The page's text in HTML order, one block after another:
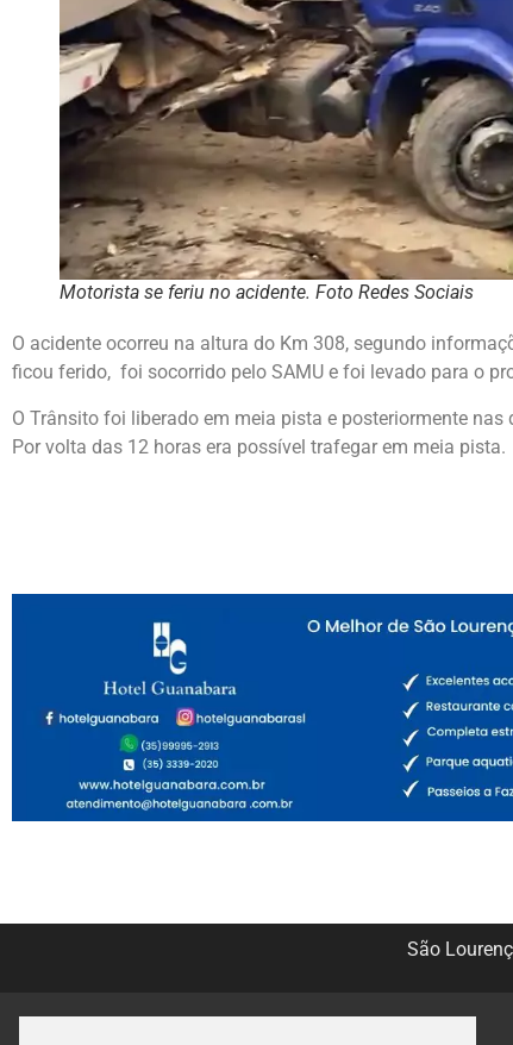
Motorista se feriu no acidente. Foto Redes Sociais
O acidente ocorreu na altura do Km 308, segundo
ficou ferido, foi socorrido pelo SAMU e foi levado para o
O Trânsito foi liberado em meia pista e posteriormente
Por volta das 12 horas era possível trafegar em meia pista.
São